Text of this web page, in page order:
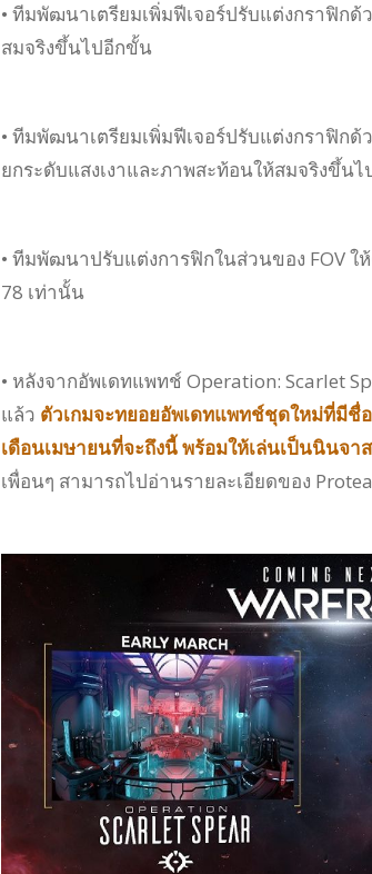
• ทีมพัฒนาเตรียมเพิ่มฟีเจอร์ปรับแต่งกราฟิกด้
สมจริงขึ้นไปอีกขั้น
• ทีมพัฒนาเตรียมเพิ่มฟีเจอร์ปรับแต่งกราฟิกด้
ยกระดับแสงเงาและภาพสะท้อนให้สมจริงขึ้น
• ทีมพัฒนาปรับแต่งการฟิกในส่วนของ FOV ใ
78 เท่านั้น
• หลังจากอัพเดทแพทช์ Operation: Scarlet
แล้ว ตัวเกมจะทยอยอัพเดทแพทช์ชุดใหม่ที่มี
เดือนเมษายนที่จะถึงนี้ พร้อมให้เล่นเป็นนินจา
เพื่อนๆ สามารถไปอ่านรายละเอียดของ